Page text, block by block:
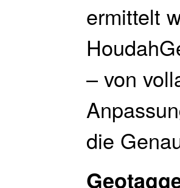
ermittelt
– von
die